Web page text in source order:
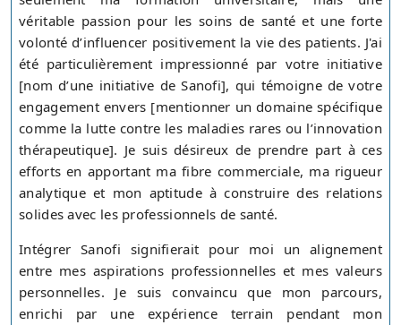
véritable passion pour les soins de santé et une forte
volonté d’influencer positivement la vie des patients. J'ai
été particulièrement impressionné par votre initiative
[nom d’une initiative de Sanofi], qui témoigne de votre
engagement envers [mentionner un domaine spécifique
comme la lutte contre les maladies rares ou l’innovation
thérapeutique]. Je suis désireux de prendre part à ces
efforts en apportant ma fibre commerciale, ma rigueur
analytique et mon aptitude à construire des relations
solides avec les professionnels de santé.
Intégrer Sanofi signifierait pour moi un alignement
entre mes aspirations professionnelles et mes valeurs
personnelles. Je suis convaincu que mon parcours,
enrichi par une expérience terrain pendant mon